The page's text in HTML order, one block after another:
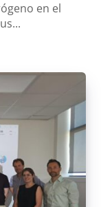
en el